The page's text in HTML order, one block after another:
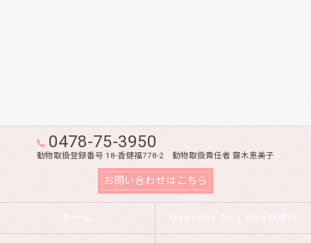
0478-75-3950
動物取扱登録番号 18-香健福778-2 動物取扱責任者 齋木恵美子
お問い合わせはこちら
ホーム Magnolia Dog Siteの想い